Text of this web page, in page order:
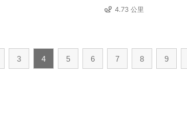
4.73 公里
3 4 5 6 7 8 9